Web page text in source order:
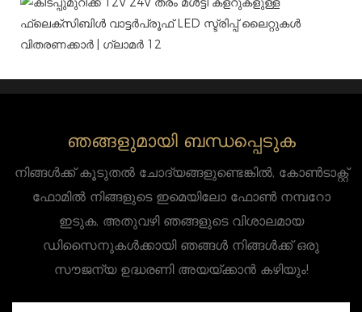
ഞങ്ങളുമായി ബന്ധപ്പെടുക
നിങ്ങൾക്ക് കൂടുതൽ ചോദ്യങ്ങളുണ്ടെങ്കിൽ, കോൺടാക്റ്റ്
ഫോമിൽ നിങ്ങളുടെ ഇമെയിലോ ഫോൺ നമ്പറോ
ഇടുക, അതുവഴി ഞങ്ങളുടെ വിശാലമായ
ഡിസൈനുകൾക്കായി ഞങ്ങൾ നിങ്ങൾക്ക് ഒരു
സൗജന്യ ഉദ്ധരണി അയയ്ക്കാൻ കഴിയും!